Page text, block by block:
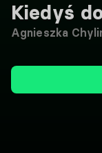
Kiedyś
Agnieszka